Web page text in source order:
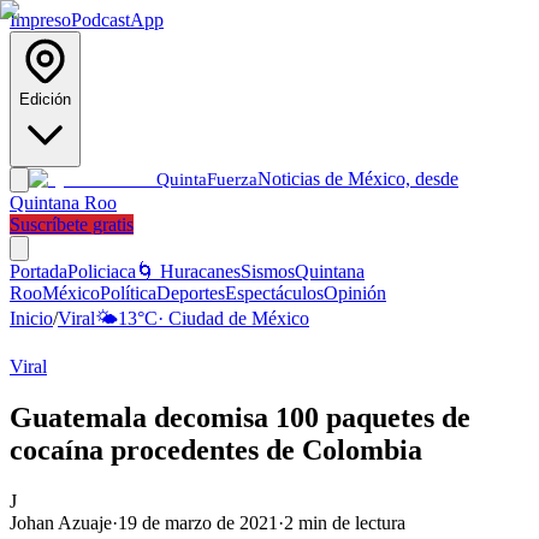
ImpresoPodcastApp
Edición
QuintaFuerzaNoticias de México, desde
Quintana Roo
Suscríbete gratis
PortadaPoliciaca 🌀 HuracanesSismosQuintana
RooMéxicoPolíticaDeportesEspectáculosOpinión
Inicio/Viral🌤️13°C· Ciudad de México
Viral
Guatemala decomisa 100 paquetes de
cocaína procedentes de Colombia
J
Johan Azuaje·19 de marzo de 2021 ·2 min de lectura